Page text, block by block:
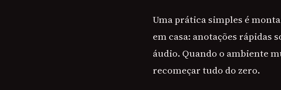
Uma prática simples é
em casa: anotações rápidas
áudio. Quando o ambiente
recomeçar tudo do zero.